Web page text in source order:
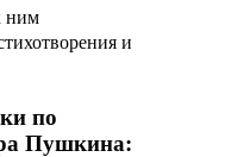
ним
и
по
Пушкина: